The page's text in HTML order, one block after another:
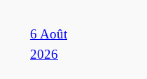
6 Août
2026